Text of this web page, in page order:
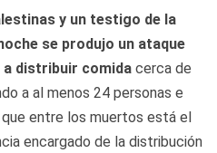
y un testigo de la
se produjo un ataque
a distribuir comida cerca de
a al menos 24 personas e
entre los muertos está el
encargado de la distribución